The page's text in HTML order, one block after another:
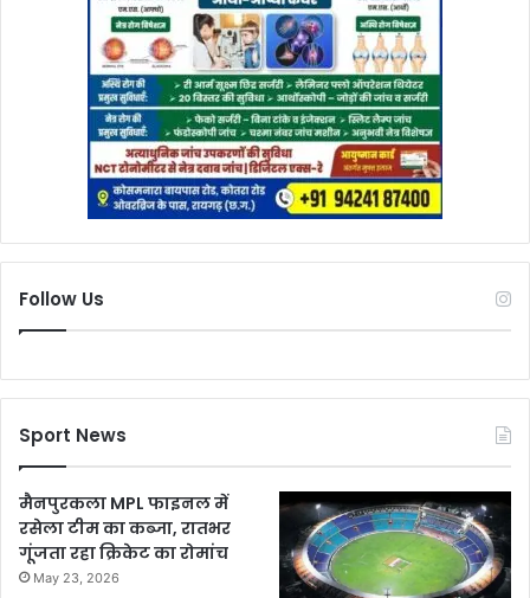
Follow Us
Sport News
मैनपुरकला MPL फाइनल में
रसेला टीम का कब्जा, रातभर
गूंजता रहा क्रिकेट का रोमांच
May 23, 2026